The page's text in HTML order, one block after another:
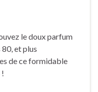
le doux parfum
80, et plus
de ce formidable